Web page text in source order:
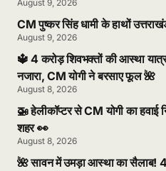
August 9, 2026
CM पुष्कर सिंह धामी के हाथों
August 9, 2026
🔱 4 करोड़ शिवभक्तों की आस्था
नजारा, CM योगी ने बरसाए फूल 🌺
August 8, 2026
🚁 हेलीकॉप्टर से CM योगी का हवाई
शहर 👀
August 8, 2026
🌺 सावन में उमड़ा आस्था का सैलाब!